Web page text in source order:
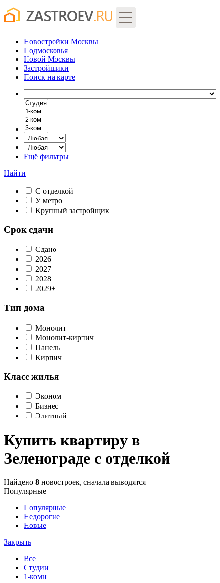
Новостройки Москвы
Подмосковья
Новой Москвы
Застройщики
Поиск на карте
Ещё фильтры
Найти
С отделкой
У метро
Крупный застройщик
Срок сдачи
Сдано
2026
2027
2028
2029+
Тип дома
Монолит
Монолит-кирпич
Панель
Кирпич
Класс жилья
Эконом
Бизнес
Элитный
Купить квартиру в
Зеленограде с отделкой
Найдено 8 новостроек, сначала выводятся
Популярные
Популярные
Недорогие
Новые
Закрыть
Все
Студии
1-комн